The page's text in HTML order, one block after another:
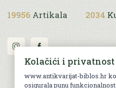
19956 Artikala 2034
Kolačići i privatnost
www.antikvarijat-biblos.hr
osigurala punu